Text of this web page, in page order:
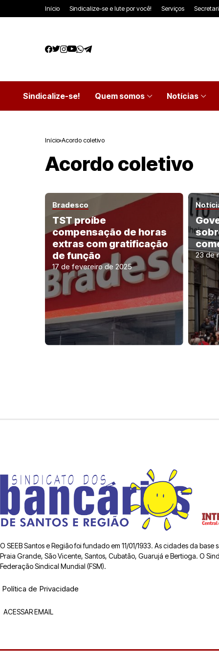
Início Sindicalize-se e lute por você! Serviços
Sindicalize-se! Quem somos Notícias
Início Acordo coletivo
Acordo coletivo
Bradesco
TST proíbe
compensação de horas
extras com gratificação
de função
17 de fevereiro de 2025
23 de
O SEEB Santos e Região foi fundado em 11/01/1933. As cidades da
Praia Grande, São Vicente, Santos, Cubatão, Guarujá e Bertioga. O
Federação Sindical Mundial (FSM).
Política de Privacidade
ACESSAR EMAIL